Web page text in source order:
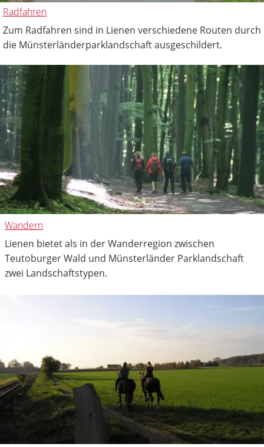
Radfahren
Zum Radfahren sind in Lienen verschiedene Routen durch
die Münsterländerparklandschaft ausgeschildert.
Wandern
Lienen bietet als in der Wanderregion zwischen
Teutoburger Wald und Münsterländer Parklandschaft
zwei Landschaftstypen.